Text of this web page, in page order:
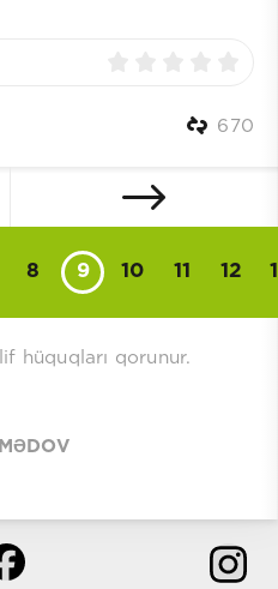
670
8 9 10 11 12
hüquqları qorunur.